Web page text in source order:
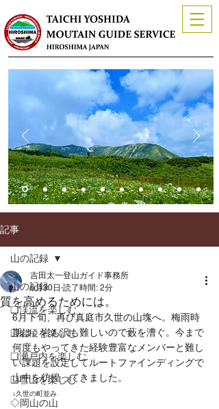
記事
山の記録
❏渓流を楽しむ
❑岩稜を楽しむ
❏瀬戸内を楽しむ
❑雪山を楽しむ
◇岡山の山
山の記録
質を高めるためには。
吉田太一登山ガイド事務所
6月30日 読了時間: 2分
6月下旬、再び真庭市久世の山塊へ。梅雨時
期は、岩も沢も難しいので藪を漕ぐ。今まで
何度もやってきた経験豊富なメンバーと難し
い課題を設定してルートファインディングで
山中を彷徨ってきました。
↓久世の町並み